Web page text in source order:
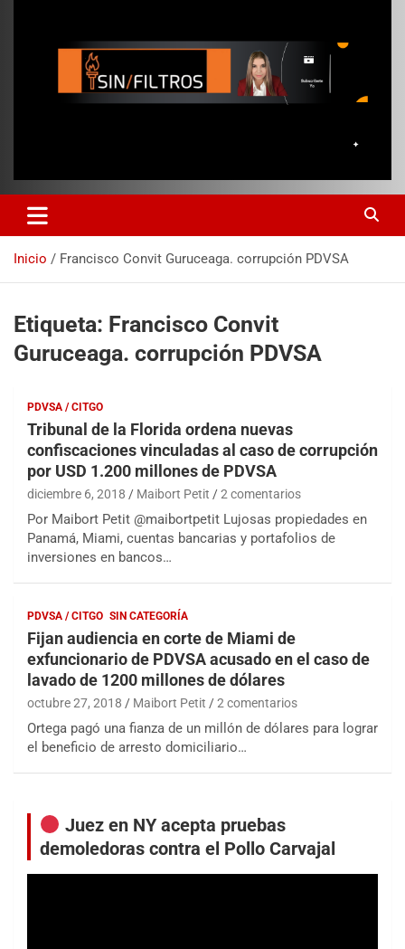
Inicio Francisco Convit Guruceaga. corrupción PDVSA
Etiqueta: Francisco Convit
Guruceaga. corrupción PDVSA
PDVSA / CITGO
Tribunal de la Florida ordena nuevas
confiscaciones vinculadas al caso de corrupción
por USD 1.200 millones de PDVSA
diciembre 6, 2018 Maibort Petit 2 comentarios
Por Maibort Petit @maibortpetit Lujosas propiedades en
Panamá, Miami, cuentas bancarias y portafolios de
inversiones en bancos…
PDVSA / CITGO SIN CATEGORÍA
Fijan audiencia en corte de Miami de
exfuncionario de PDVSA acusado en el caso de
lavado de 1200 millones de dólares
octubre 27, 2018 Maibort Petit 2 comentarios
Ortega pagó una fianza de un millón de dólares para lograr
el beneficio de arresto domiciliario…
Juez en NY acepta pruebas
demoledoras contra el Pollo Carvajal